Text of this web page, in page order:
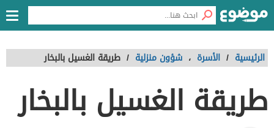
الرئيسية / الأسرة ، شؤون منزلية / طريقة الغسيل بالبخار
طريقة الغسيل بالبخار